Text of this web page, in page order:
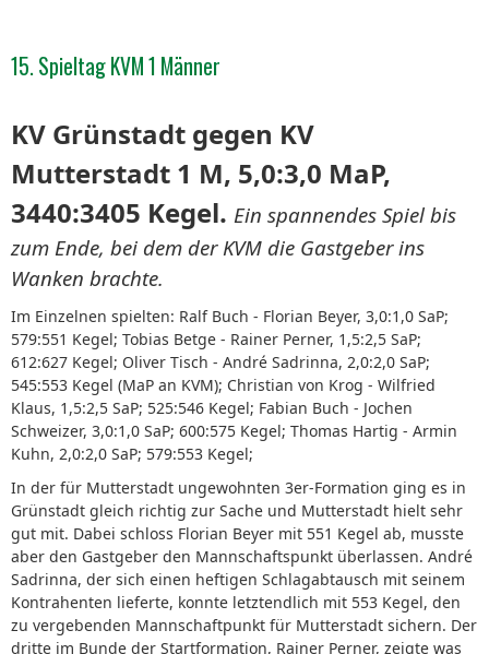
15. Spieltag KVM 1 Männer
KV Grünstadt gegen KV
Mutterstadt 1 M, 5,0:3,0 MaP,
3440:3405 Kegel. Ein spannendes Spiel bis
zum Ende, bei dem der KVM die Gastgeber ins
Wanken brachte.
Im Einzelnen spielten: Ralf Buch - Florian Beyer, 3,0:1,0 SaP;
579:551 Kegel; Tobias Betge - Rainer Perner, 1,5:2,5 SaP;
612:627 Kegel; Oliver Tisch - André Sadrinna, 2,0:2,0 SaP;
545:553 Kegel (MaP an KVM); Christian von Krog - Wilfried
Klaus, 1,5:2,5 SaP; 525:546 Kegel; Fabian Buch - Jochen
Schweizer, 3,0:1,0 SaP; 600:575 Kegel; Thomas Hartig - Armin
Kuhn, 2,0:2,0 SaP; 579:553 Kegel;
In der für Mutterstadt ungewohnten 3er-Formation ging es in
Grünstadt gleich richtig zur Sache und Mutterstadt hielt sehr
gut mit. Dabei schloss Florian Beyer mit 551 Kegel ab, musste
aber den Gastgeber den Mannschaftspunkt überlassen. André
Sadrinna, der sich einen heftigen Schlagabtausch mit seinem
Kontrahenten lieferte, konnte letztendlich mit 553 Kegel, den
zu vergebenden Mannschaftpunkt für Mutterstadt sichern. Der
dritte im Bunde der Startformation, Rainer Perner, zeigte was